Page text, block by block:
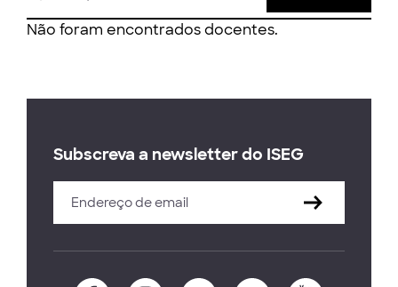
Não foram encontrados docentes.
Subscreva a newsletter do ISEG